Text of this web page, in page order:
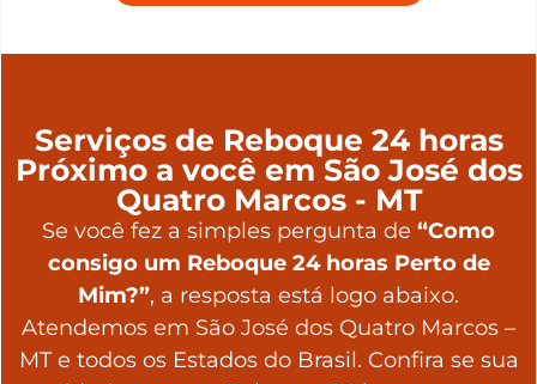
Serviços de Reboque 24 horas
Próximo a você em São José dos
Quatro Marcos - MT
Se você fez a simples pergunta de “Como
consigo um Reboque 24 horas Perto de
Mim?”, a resposta está logo abaixo.
Atendemos em São José dos Quatro Marcos –
MT e todos os Estados do Brasil. Confira se sua